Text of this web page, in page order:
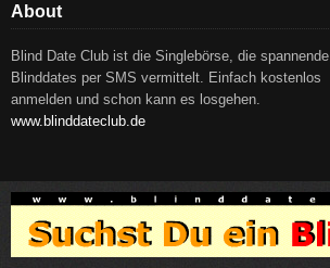
About
Blind Date Club ist die Singlebörse, die spannende
Blinddates per SMS vermittelt. Einfach kostenlos
anmelden und schon kann es losgehen.
www.blinddateclub.de